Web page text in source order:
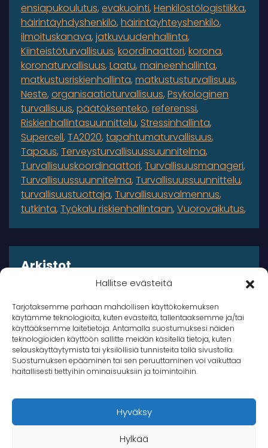
Hallitse evästeitä
Tarjotaksemme parhaan mahdollisen käyttökokemuksen
käytämme teknologioita, kuten evästeitä, tallentaaksemme ja/tai
käyttääksemme laitetietoja. Antamalla suostumuksesi näiden
teknologioiden käyttöön sallitte meidän käsitellä tietoja, kuten
selauskäyttäytymistä tai yksilöllisiä tunnisteita tällä sivustolla.
Suostumuksen epääminen tai sen peruuttaminen voi vaikuttaa
haitallisesti tiettyihin ominaisuuksiin ja toimintoihin.
Hyväksy
Hylkää
ensiapukoulutus evakuointi Henkilöstölogistiikka
häirintäyhdyshenkilö häirintäyhteyshenkilö
ilmoituskanava jatkuvuudenhallinta
Kiinteistöturvallisuus koordinaattori korona
koronaturvallisuus Laatu maineenhallinta
matkustusriskienhallinta matkustusturvallisuus
Neste organisaatioturvallisuus Psykologinen
turvallisuus päätöksenteko referenssi
Riskienhallintasuunnittelu Stressinhallinta
Supercell TA2020 tapahtumaturvallisuus
Tapaus Terveysturvallisuussuunnitelma
Turvallisuuskoordinaattori Turvallisuusmanageri
Turvallisuussuunnitelma Turvallisuussuunnittelu
turvallisuustuottaja Turvallisuusvalmennus
tutkinta Työkalu riskienhallintaan Vuorovaikutus
Arkistot
© 2026 Takana Oy
Takana